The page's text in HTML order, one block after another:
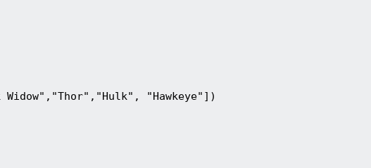
Widow","Thor","Hulk", "Hawkeye"])